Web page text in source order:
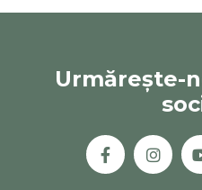
Urmărește-